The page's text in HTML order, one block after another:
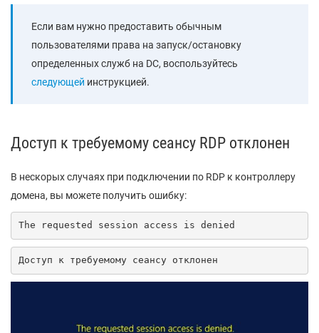
Если вам нужно предоставить обычным
пользователями права на запуск/остановку
определенных служб на DC, воспользуйтесь
следующей инструкцией.
Доступ к требуемому сеансу RDP отклонен
В нескорых случаях при подключении по RDP к контроллеру
домена, вы можете получить ошибку:
The requested session access is denied
Доступ к требуемому сеансу отклонен